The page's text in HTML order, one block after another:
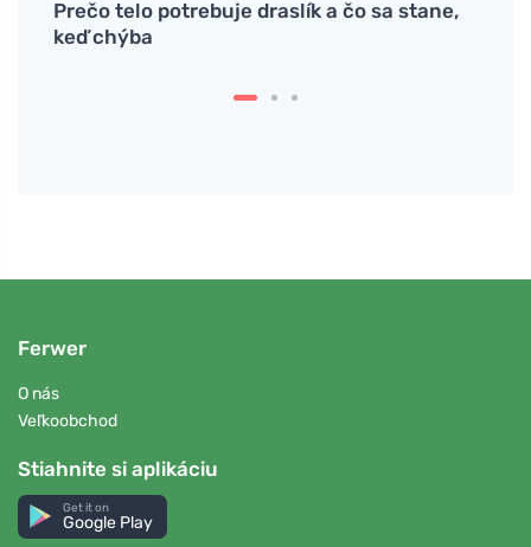
Prečo telo potrebuje draslík a čo sa stane,
keď chýba
Ferwer
O nás
Veľkoobchod
Stiahnite si aplikáciu
Get it on
Google Play